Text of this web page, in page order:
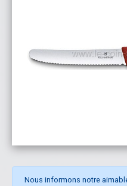
Nous informons notre